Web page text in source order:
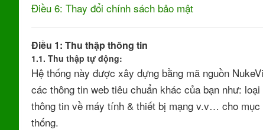
Điều 6: Thay đổi chính sách bảo mật
Điều 1: Thu thập thông tin
1.1. Thu thập tự động:
Hệ thống này được xây dựng bằng mã nguồn
các thông tin web tiêu chuẩn khác của bạn như:
thông tin về máy tính & thiết bị mạng v.v… cho
thống.